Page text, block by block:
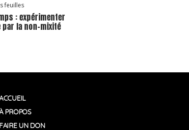
feuilles
: expérimenter
par la non-mixité
PROPOS
FAIRE UN DON